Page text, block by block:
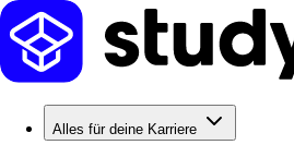
Alles für deine Karriere